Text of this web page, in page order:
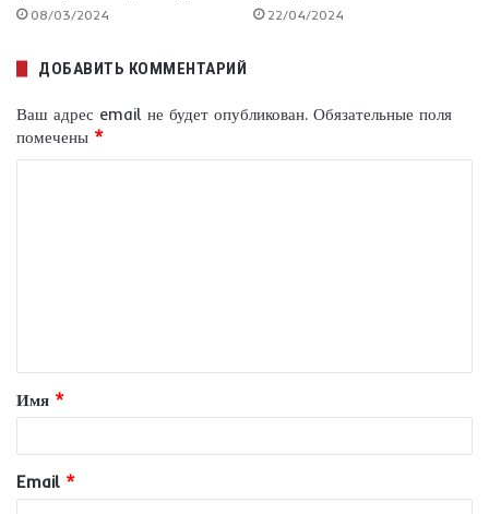
08/03/2024 22/04/2024
ДОБАВИТЬ КОММЕНТАРИЙ
Ваш адрес email не будет опубликован. Обязательные поля
помечены *
т
а
и
й
Имя *
Email *